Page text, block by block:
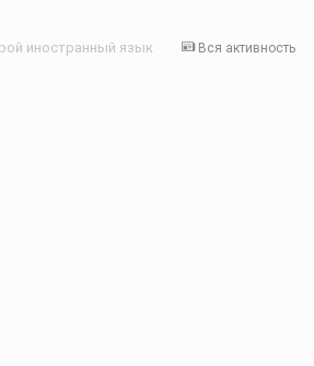
Вся активность
иностранный язык